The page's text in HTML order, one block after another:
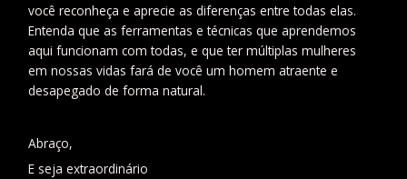
você reconheça e aprecie as diferenças entre todas elas.
Entenda que as ferramentas e técnicas que aprendemos
aqui funcionam com todas, e que ter múltiplas mulheres
em nossas vidas fará de você um homem atraente e
desapegado de forma natural.
Abraço,
E seja extraordinário